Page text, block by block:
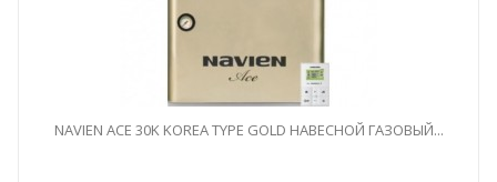
NAVIEN ACE 30K KOREA TYPE GOLD НАВЕСНОЙ ГАЗОВЫЙ...